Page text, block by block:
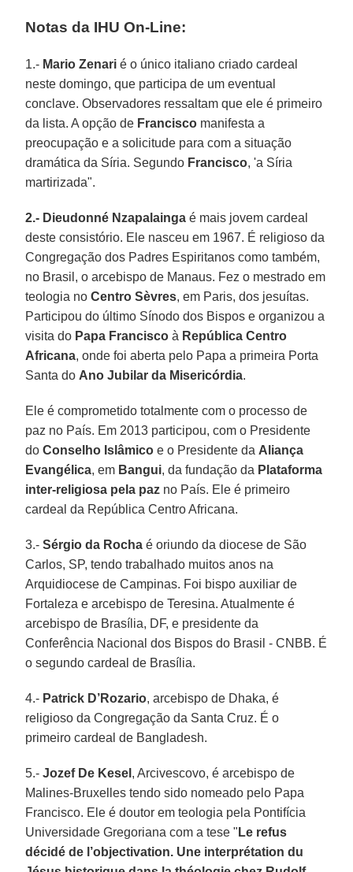
Notas da IHU On-Line:
1.- Mario Zenari é o único italiano criado cardeal
neste domingo, que participa de um eventual
conclave. Observadores ressaltam que ele é primeiro
da lista. A opção de Francisco manifesta a
preocupação e a solicitude para com a situação
dramática da Síria. Segundo Francisco, 'a Síria
martirizada".
2.- Dieudonné Nzapalainga é mais jovem cardeal
deste consistório. Ele nasceu em 1967. É religioso da
Congregação dos Padres Espiritanos como também,
no Brasil, o arcebispo de Manaus. Fez o mestrado em
teologia noCentro Sèvres, em Paris, dos jesuítas.
Participou do último Sínodo dos Bispos e organizou a
visita do Papa Francisco à República Centro
Africana, onde foi aberta pelo Papa a primeira Porta
Santa do Ano Jubilar da Misericórdia.
Ele é comprometido totalmente com o processo de
paz no País. Em 2013 participou, com o Presidente
doConselho Islâmico e o Presidente da Aliança
Evangélica, em Bangui, da fundação da Plataforma
inter-religiosa pela paz no País. Ele é primeiro
cardeal da República Centro Africana.
3.-Sérgio da Rocha é oriundo da diocese de São
Carlos, SP, tendo trabalhado muitos anos na
Arquidiocese de Campinas. Foi bispo auxiliar de
Fortaleza e arcebispo de Teresina. Atualmente é
arcebispo de Brasília, DF, e presidente da
Conferência Nacional dos Bispos do Brasil - CNBB. É
o segundo cardeal de Brasília.
4.- Patrick D’Rozario, arcebispo de Dhaka, é
religioso da Congregação da Santa Cruz. É o
primeiro cardeal de Bangladesh.
5.-Jozef De Kesel , Arcivescovo, é arcebispo de
Malines-Bruxelles tendo sido nomeado pelo Papa
Francisco. Ele é doutor em teologia pela Pontifícia
Universidade Gregoriana com a tese " Le refus
décidé de l’objectivation. Une interprétation du